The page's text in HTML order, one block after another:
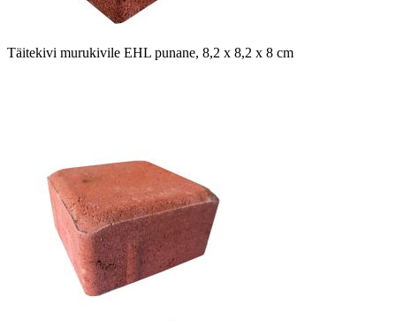
Täitekivi murukivile EHL punane, 8,2 x 8,2 x 8 cm